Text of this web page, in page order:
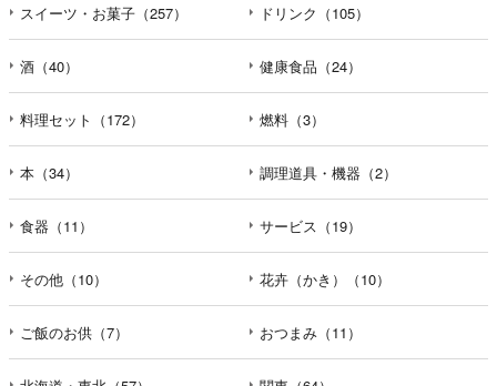
スイーツ・お菓子（257） ドリンク（105）
酒（40） 健康食品（24）
料理セット（172） 燃料（3）
本（34） 調理道具・機器（2）
食器（11） サービス（19）
その他（10） 花卉（かき）（10）
ご飯のお供（7） おつまみ（11）